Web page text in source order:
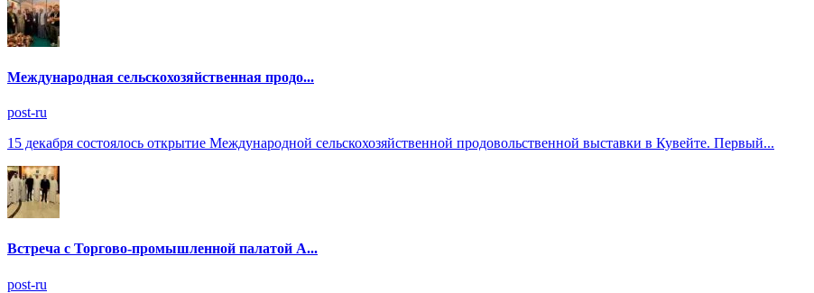
Международная сельскохозяйственная продо...
post-ru
15 декабря состоялось открытие Международной сельскохозяйственной продовольственной выставки в Кувейте. Первый...
Встреча с Торгово-промышленной палатой А...
post-ru